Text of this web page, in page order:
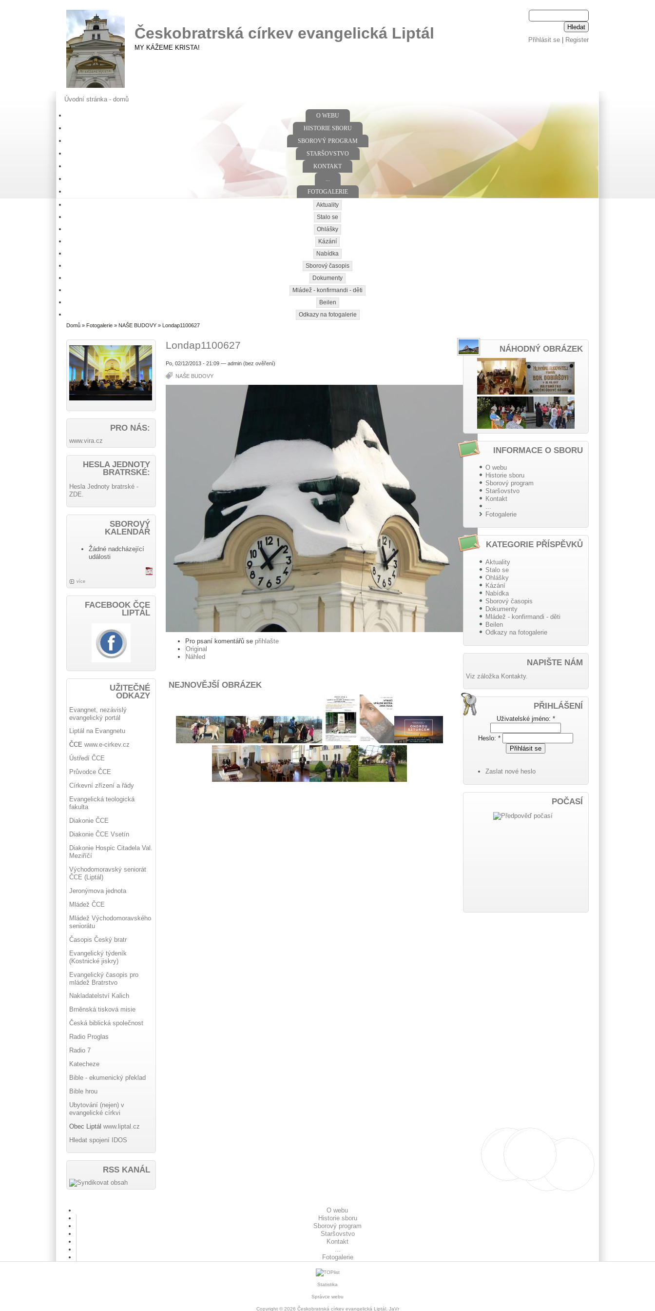
Přihlásit se| Register
Českobratrská církev evangelická Liptál
MY KÁŽEME KRISTA!
Úvodní stránka - domů
O WEBU
HISTORIE SBORU
SBOROVÝ PROGRAM
STARŠOVSTVO
KONTAKT
FOTOGALERIE
Aktuality
Stalo se
Ohlášky
Kázání
Nabídka
Sborový časopis
Dokumenty
Mládež - konfirmandi - děti
Beilen
Odkazy na fotogalerie
Domů » Fotogalerie » NAŠE BUDOVY » Londap1100627
Londap1100627
Po, 02/12/2013 - 21:09 — admin (bez ověření)
NAŠE BUDOVY
Pro psaní komentářů se přihlašte
Original
Náhled
NEJNOVĚJŠÍ OBRÁZEK
PRO NÁS:
www.vira.cz
HESLA JEDNOTY
BRATRSKÉ:
Hesla Jednoty bratrské -
ZDE.
SBOROVÝ
KALENDÁŘ
Žádné nadcházející
události
více
FACEBOOK ČCE
LIPTÁL
UŽITEČNÉ
ODKAZY
Evangnet, nezávislý
evangelický portál
Liptál na Evangnetu
ČCEwww.e-cirkev.cz
Ústředí ČCE
Průvodce ČCE
Církevní zřízení a řády
Evangelická teologická
fakulta
Diakonie ČCE
Diakonie ČCE Vsetín
Diakonie Hospic Citadela Val.
Meziříčí
Východomoravský seniorát
ČCE (Liptál)
Jeronýmova jednota
Mládež ČCE
Mládež Východomoravského
seniorátu
Časopis Český bratr
Evangelický týdeník
(Kostnické jiskry)
Evangelický časopis pro
mládež Bratrstvo
Nakladatelství Kalich
Brněnská tisková misie
Česká biblická společnost
Radio Proglas
Radio 7
Katecheze
Bible - ekumenický překlad
Bible hrou
Ubytování (nejen) v
evangelické církvi
Obec Liptálwww.liptal.cz
Hledat spojení IDOS
RSS KANÁL
NÁHODNÝ OBRÁZEK
INFORMACE O SBORU
O webu
Historie sboru
Sborový program
Staršovstvo
Kontakt
Fotogalerie
KATEGORIE PŘÍSPĚVKŮ
Aktuality
Stalo se
Ohlášky
Kázání
Nabídka
Sborový časopis
Dokumenty
Mládež - konfirmandi - děti
Beilen
Odkazy na fotogalerie
NAPIŠTE NÁM
Viz záložka Kontakty.
PŘIHLÁŠENÍ
Uživatelské jméno: *
Heslo:*
Zaslat nové heslo
POČASÍ
O webu
Historie sboru
Sborový program
Staršovstvo
Kontakt
Fotogalerie
Statistika
Správce webu
Copyright © 2026 Českobratrská církev evangelická Liptál. JaVr